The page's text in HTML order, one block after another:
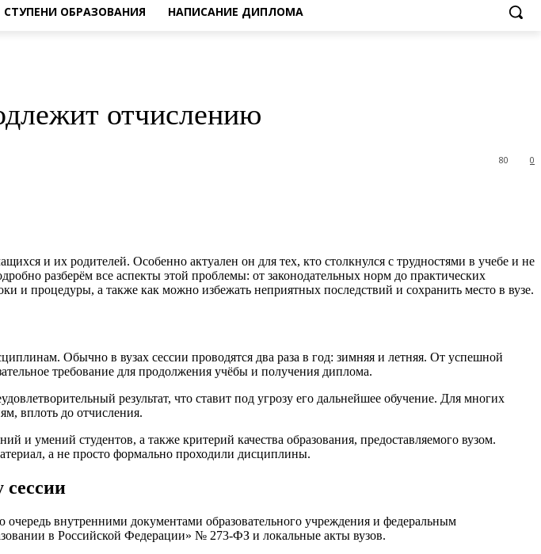
СТУПЕНИ ОБРАЗОВАНИЯ НАПИСАНИЕ ДИПЛОМА
отчислению
0
80
и их родителей. Особенно актуален он для тех, кто столкнулся с трудностями в учебе и не
разберём все аспекты этой проблемы: от законодательных норм до практических
и процедуры, а также как можно избежать неприятных последствий и сохранить место в вузе.
Обычно в вузах сессии проводятся два раза в год: зимняя и летняя. От успешной
требование для продолжения учёбы и получения диплома.
результат, что ставит под угрозу его дальнейшее обучение. Для многих
вплоть до отчисления.
и умений студентов, а также критерий качества образования, предоставляемого вузом.
а не просто формально проходили дисциплины.
сессии
очередь внутренними документами образовательного учреждения и федеральным
в Российской Федерации» № 273-ФЗ и локальные акты вузов.